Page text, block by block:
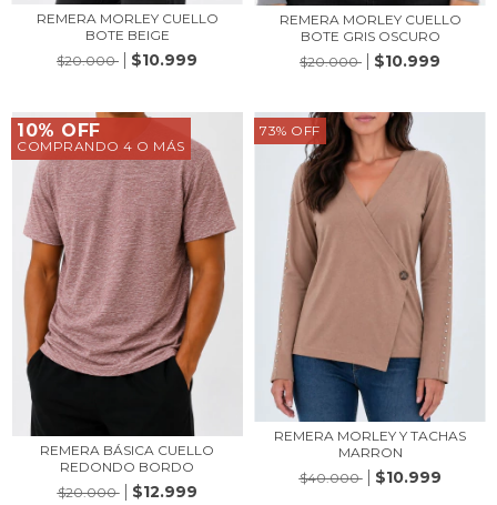
REMERA MORLEY CUELLO
BOTE BEIGE
$20.000
$10.999
REMERA MORLEY CUELLO
BOTE GRIS OSCURO
$20.000
$10.999
10% OFF
COMPRANDO 4 O MÁS
REMERA BÁSICA CUELLO
REDONDO BORDO
$20.000
$12.999
73% OFF
REMERA MORLEY Y TACHAS
MARRON
$40.000
$10.999